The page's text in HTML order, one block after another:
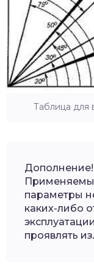
Таблица для
Дополнение!
параметры
каких-либо
проявлять